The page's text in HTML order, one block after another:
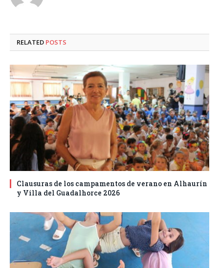
RELATED POSTS
Clausuras de los campamentos de verano en Alhaurín
y Villa del Guadalhorce 2026